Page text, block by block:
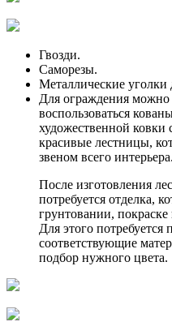
Гвозди.
Саморезы.
Металлические уголки
Для ограждения можно
воспользоваться
художественной ковки
красивые лестницы,
звеном всего интерьера.
После изготовления
потребуется отделка,
грунтовании,
Для этого потребуется
соответствующие
подбор нужного цвета.